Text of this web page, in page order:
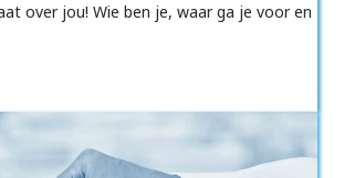
over jou! Wie ben je, waar ga je voor en